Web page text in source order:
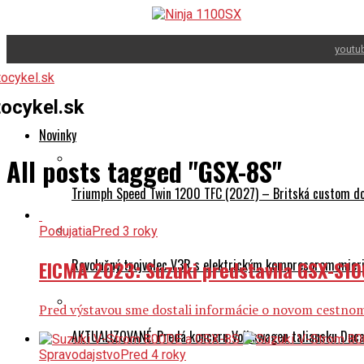
Novinky
Triumph Speed Twin 1200 TFC (2027) – Britská custom
Revolučný trojvalec V3R s elektrickým kompresorom
AKTUALIZOVANÉ: Predá koncern Volkswagen taliansku
All posts tagged "GSX-8S"
PodujatiaPred 3 roky
EICMA 2023: Suzuki predstavila GSX-
Pred výstavou sme dostali informácie o novom
SpravodajstvoPred 4 roky